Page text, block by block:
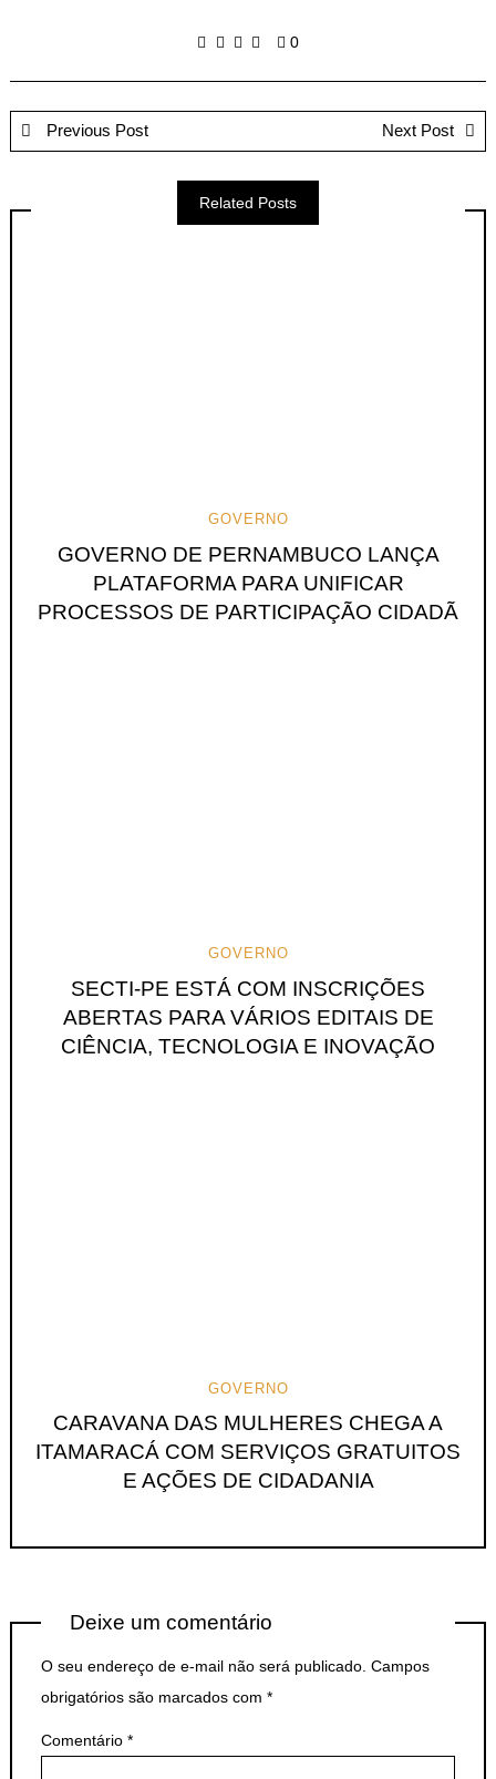
0
Previous Post Next Post
Related Posts
GOVERNO
GOVERNO DE PERNAMBUCO LANÇA
PLATAFORMA PARA UNIFICAR
PROCESSOS DE PARTICIPAÇÃO CIDADÃ
GOVERNO
SECTI-PE ESTÁ COM INSCRIÇÕES
ABERTAS PARA VÁRIOS EDITAIS DE
CIÊNCIA, TECNOLOGIA E INOVAÇÃO
GOVERNO
CARAVANA DAS MULHERES CHEGA A
ITAMARACÁ COM SERVIÇOS GRATUITOS
E AÇÕES DE CIDADANIA
Deixe um comentário
O seu endereço de e-mail não será publicado. Campos
obrigatórios são marcados com *
Comentário *